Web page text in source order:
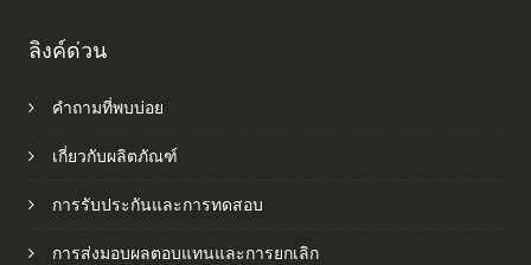
ลิงค์ด่วน
คำถามที่พบบ่อย
เกี่ยวกับผลิตภัณฑ์
การรับประกันและการทดสอบ
การส่งมอบผลตอบแทนและการยกเลิก